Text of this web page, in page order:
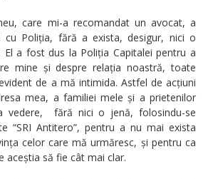
care mi-a recomandat un avocat, a
Poliția, fără a exista, desigur, nici o
El a fost dus la Poliția Capitalei pentru a
mine și despre relația noastră, toate
de a mă intimida. Astfel de acțiuni
mea, a familiei mele și a prietenilor
vedere, fără nici o jenă, folosindu-se
“SRI Antitero”, pentru a nu mai exista
celor care mă urmăresc, și pentru ca
aceștia să fie cât mai clar.